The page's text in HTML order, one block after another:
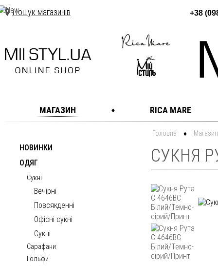
Пошук магазинів +38
МАГАЗИН RICA MARE
НОВИНКИ
ОДЯГ
Сукні
Вечірні
Повсякденні
Офісні сукні
Сукні
Сарафани
Гольфи
Головна Магазин
СУКНЯ